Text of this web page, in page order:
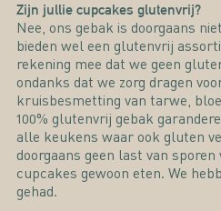
Zijn jullie cupcakes glutenvrij?
Nee, ons gebak is doorgaans
bieden wel een glutenvrij
rekening mee dat we geen
ondanks dat we zorg dragen
kruisbesmetting van tarwe,
100% glutenvrij gebak
alle keukens waar ook gluten
doorgaans geen last van
cupcakes gewoon eten. We
gehad.